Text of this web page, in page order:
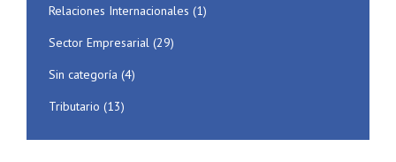
Relaciones Internacionales (1)
Sector Empresarial (29)
Sin categoría (4)
Tributario (13)